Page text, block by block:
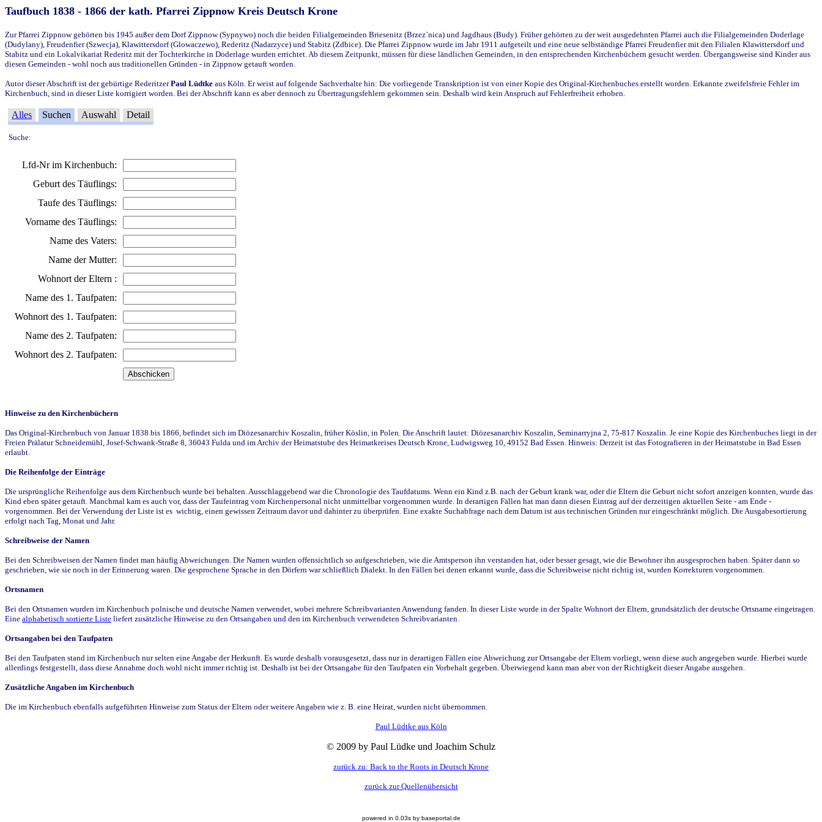
Taufbuch 1838 - 1866 der kath. Pfarrei Zippnow Kreis Deutsch Krone
Zur Pfarrei Zippnow gehörten bis 1945 außer dem Dorf Zippnow (Sypnywo) noch die beiden Filialgemeinden Briesenitz (Brzez`nica) und Jagdhaus (Budy). Früher gehörten zu der weit ausgedehnten Pfarrei auch die Filialgemeinden Doderlage
(Dudylany), Freudenfier (Szwecja), Klawittersdorf (Glowaczewo), Rederitz (Nadarzyce) und Stabitz (Zdbice). Die Pfarrei Zippnow wurde im Jahr 1911 aufgeteilt und eine neue selbständige Pfarrei Freudenfier mit den Filialen Klawittersdorf und
Stabitz und ein Lokalvikariat Rederitz mit der Tochterkirche in Doderlage wurden errichtet. Ab diesem Zeitpunkt, müssen für diese ländlichen Gemeinden, in den entsprechenden Kirchenbüchern gesucht werden. Übergangsweise sind Kinder aus
diesen Gemeinden - wohl noch aus traditionellen Gründen - in Zippnow getauft worden.
Autor dieser Abschrift ist der gebürtige RederitzerPaul Lüdtke aus Köln. Er weist auf folgende Sachverhalte hin: Die vorliegende Transkription ist von einer Kopie des Original-Kirchenbuches erstellt worden. Erkannte zweifelsfreie Fehler im
Kirchenbuch, sind in dieser Liste korrigiert worden. Bei der Abschrift kann es aber dennoch zu Übertragungsfehlern gekommen sein. Deshalb wird kein Anspruch auf Fehlerfreiheit erhoben.
Alles Suchen Auswahl Detail
Suche:
Lfd-Nr im Kirchenbuch:
Geburt des Täuflings:
Taufe des Täuflings:
Vorname des Täuflings:
Name des Vaters:
Name der Mutter:
Wohnort der Eltern :
Name des 1. Taufpaten:
Wohnort des 1. Taufpaten:
Name des 2. Taufpaten:
Wohnort des 2. Taufpaten:
Hinweise zu den Kirchenbüchern
Das Original-Kirchenbuch von Januar 1838 bis 1866, befindet sich im Diözesanarchiv Koszalin, früher Köslin, in Polen. Die Anschrift lautet: Diözesanarchiv Koszalin, Seminarryjna 2, 75-817 Koszalin. Je eine Kopie des Kirchenbuches liegt in der
Freien Prälatur Schneidemühl, Josef-Schwank-Straße 8, 36043 Fulda und im Archiv der Heimatstube des Heimatkreises Deutsch Krone, Ludwigsweg 10, 49152 Bad Essen. Hinweis: Derzeit ist das Fotografieren in der Heimatstube in Bad Essen
erlaubt.
Die Reihenfolge der Einträge
Die ursprüngliche Reihenfolge aus dem Kirchenbuch wurde bei behalten. Ausschlaggebend war die Chronologie des Taufdatums. Wenn ein Kind z.B. nach der Geburt krank war, oder die Eltern die Geburt nicht sofort anzeigen konnten, wurde das
Kind eben später getauft. Manchmal kam es auch vor, dass der Taufeintrag vom Kirchenpersonal nicht unmittelbar vorgenommen wurde. In derartigen Fällen hat man dann diesen Eintrag auf der derzeitigen aktuellen Seite - am Ende -
vorgenommen. Bei der Verwendung der Liste ist es wichtig, einen gewissen Zeitraum davor und dahinter zu überprüfen. Eine exakte Suchabfrage nach dem Datum ist aus technischen Gründen nur eingeschränkt möglich. Die Ausgabesortierung
erfolgt nach Tag, Monat und Jahr.
Schreibweise der Namen
Bei den Schreibweisen der Namen findet man häufig Abweichungen. Die Namen wurden offensichtlich so aufgeschrieben, wie die Amtsperson ihn verstanden hat, oder besser gesagt, wie die Bewohner ihn ausgesprochen haben. Später dann so
geschrieben, wie sie noch in der Erinnerung waren. Die gesprochene Sprache in den Dörfern war schließlich Dialekt. In den Fällen bei denen erkannt wurde, dass die Schreibweise nicht richtig ist, wurden Korrekturen vorgenommen.
Ortsnamen
Bei den Ortsnamen wurden im Kirchenbuch polnische und deutsche Namen verwendet, wobei mehrere Schreibvarianten Anwendung fanden. In dieser Liste wurde in der Spalte Wohnort der Eltern, grundsätzlich der deutsche Ortsname eingetragen.
Eine alphabetisch sortierte Liste liefert zusätzliche Hinweise zu den Ortsangaben und den im Kirchenbuch verwendeten Schreibvarianten.
Ortsangaben bei den Taufpaten
Bei den Taufpaten stand im Kirchenbuch nur selten eine Angabe der Herkunft. Es wurde deshalb vorausgesetzt, dass nur in derartigen Fällen eine Abweichung zur Ortsangabe der Eltern vorliegt, wenn diese auch angegeben wurde. Hierbei wurde
allerdings festgestellt, dass diese Annahme doch wohl nicht immer richtig ist. Deshalb ist bei der Ortsangabe für den Taufpaten ein Vorbehalt gegeben. Überwiegend kann man aber von der Richtigkeit dieser Angabe ausgehen.
Zusätzliche Angaben im Kirchenbuch
Die im Kirchenbuch ebenfalls aufgeführten Hinweise zum Status der Eltern oder weitere Angaben wie z. B. eine Heirat, wurden nicht übernommen.
Paul Lüdtke aus Köln
© 2009 by Paul Lüdke und Joachim Schulz
zurück zu: Back to the Roots in Deutsch Krone
zurück zur Quellenübersicht
powered in 0.03s by baseportal.de